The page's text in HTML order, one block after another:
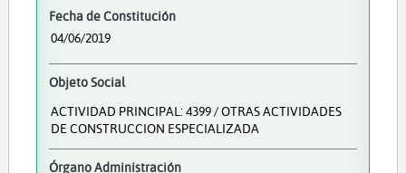
Fecha de Constitución
04/06/2019
Objeto Social
ACTIVIDAD PRINCIPAL: 4399 / OTRAS ACTIVIDADES
DE CONSTRUCCION ESPECIALIZADA
Órgano Administración